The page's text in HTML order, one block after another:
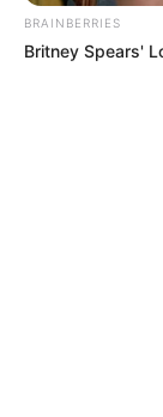
BRAINBERRIES
Britney Spears'